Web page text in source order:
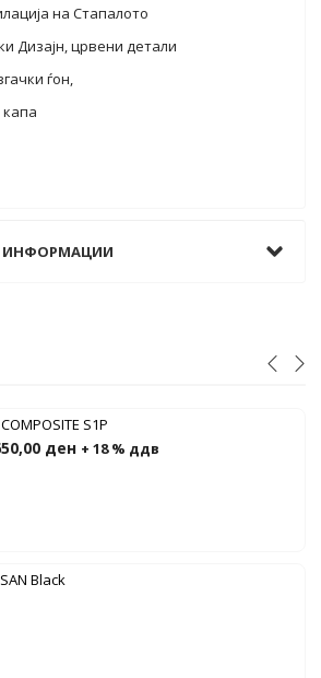
на Стапалото
Дизајн, црвени детали
ѓон,
S1P
ден + 18 % ддв
Black